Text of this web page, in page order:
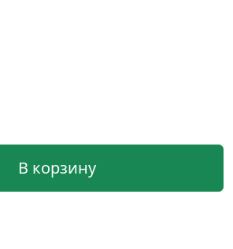
В корзину